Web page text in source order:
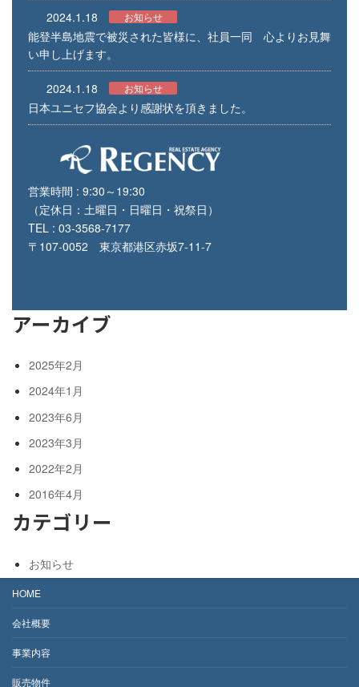
2024.1.18 お知らせ
能登半島地震で被災された皆様に、社員一同 心よりお見舞
い申し上げます。
2024.1.18 お知らせ
日本ユニセフ協会より感謝状を頂きました。
営業時間 : 9:30～19:30
（定休日：土曜日・日曜日・祝祭日）
TEL : 03-3568-7177
〒107-0052 東京都港区赤坂7-11-7
アーカイブ
2025年2月
2024年1月
2023年6月
2023年3月
2022年2月
2016年4月
カテゴリー
お知らせ
HOME
会社概要
事業内容
販売物件